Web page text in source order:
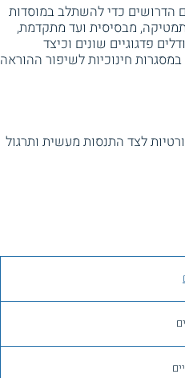
הדרושים כדי להשתלב במוסדות
מבסיסית ועד מתקדמת,
פדגוגיים שונים וכיצד
חינוכיות לשיפור ההוראה
לצד התנסות מעשית ותרגול